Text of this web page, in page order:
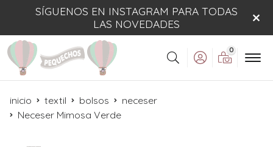
SÍGUENOS EN INSTAGRAM PARA TODAS
LAS NOVEDADES
Buscar
0
inicio textil bolsos
neceser
Neceser Mimosa Verde